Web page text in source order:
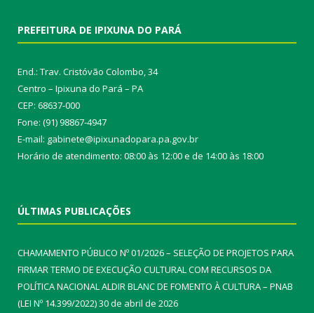
PREFEITURA DE IPIXUNA DO PARÁ
End.: Trav. Cristóvão Colombo, 34
Centro – Ipixuna do Pará – PA
CEP: 68637-000
Fone: (91) 98867-4947
E-mail: gabinete@ipixunadopara.pa.gov.br
Horário de atendimento: 08:00 às 12:00 e de 14:00 às 18:00
ÚLTIMAS PUBLICAÇÕES
CHAMAMENTO PÚBLICO Nº 01/2026 – SELEÇÃO DE PROJETOS PARA
FIRMAR TERMO DE EXECUÇÃO CULTURAL COM RECURSOS DA
POLÍTICA NACIONAL ALDIR BLANC DE FOMENTO À CULTURA – PNAB
(LEI Nº 14.399/2022)30 de abril de 2026